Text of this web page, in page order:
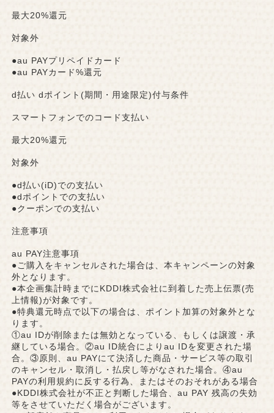
最大20%還元
対象外
●au PAYプリペイドカード
●au PAYカード%還元
d払い dポイント(期間・用途限定)付与条件
スマートフォンでのコード支払い
最大20%還元
対象外
●d払い(iD)での支払い
●dポイントでの支払い
●クーポンでの支払い
注意事項
au PAY注意事項
●ご購入をキャンセルされた場合は、本キャンペーンの対象
外となります。
●本企画集計時までにKDDI株式会社に到着した売上伝票(売
上情報)が対象です。
●特典還元時点で以下の場合は、ポイント加算の対象外とな
ります。
①au IDが削除または無効となっている、もしくは譲渡・承
継している場合。②au ID統合によりau IDを変更された場
合。③原則、au PAYにて決済した商品・サービス等の取引
のキャンセル・取消し・払戻し等がなされた場合。④au
PAYの利用規約に反する行為、またはそのおそれがある場合
●KDDI株式会社が不正と判断した場合、au PAY 残高の失効
等をさせていただく場合がございます。